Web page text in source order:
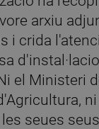
arxiu
i crida
el Ministeri
seues